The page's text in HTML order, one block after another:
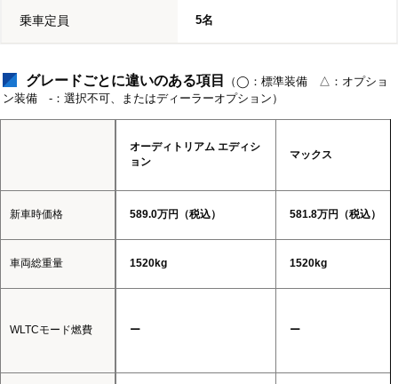
乗車定員 5名
グレードごとに違いのある項目
（◯：標準装備 △：オプショ
ン装備 -：選択不可、またはディーラーオプション）
新車時価格
車両総重量
WLTCモード燃費
オーディトリアム エディシ
ョン
マックス
589.0万円（税込） 581.8万円（税込）
1520kg 1520kg
ー ー